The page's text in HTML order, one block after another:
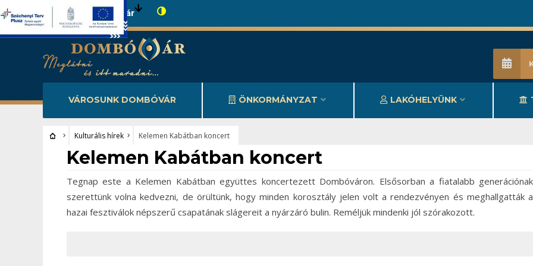
Városunk Dombóvár
VÁROSUNK DOMBÓVÁR ÖNKORMÁNYZAT LAKÓHELYÜNK
Kulturális hírek Kelemen Kabátban koncert
Kulturális hírek
Kelemen Kabátban koncert
Tegnap este a Kelemen Kabátban együttes koncertezett Dombóváron. Elsősorban a fiatalabb generációnak
szerettünk volna kedvezni, de örültünk, hogy minden korosztály jelen volt a rendezvényen és meghallgatták a
hazai fesztiválok népszerű csapatának slágereit a nyárzáró bulin. Reméljük mindenki jól szórakozott.